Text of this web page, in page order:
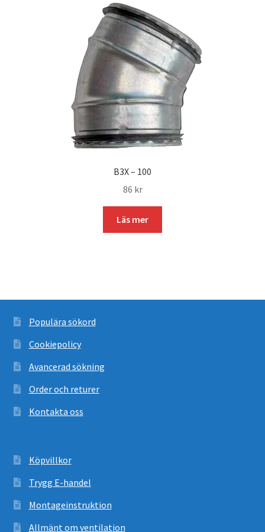
B3X – 100
86 kr
Läs mer
Populära sökord
Cookiepolicy
Avancerad sökning
Order och returer
Kontakta oss
Köpvillkor
Trygg E-handel
Montageinstruktion
Allmänt om ventilation